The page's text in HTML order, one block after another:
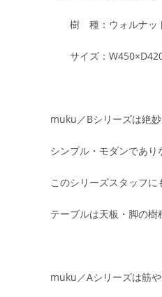
樹 種：ウォルナッ
サイズ：
muku／Bシリーズは絶
シンプル・モダンであり
このシリーズスタッフに
テーブルは天板・脚の樹
muku／Aシリーズは筋